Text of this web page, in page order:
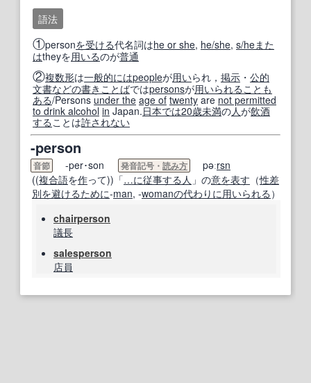
語法
①personを受ける代名詞はhe or she, he/she, s/heまた
はtheyを用いるのが普通
②複数形は一般的にはpeopleが用いられ， 掲示 ・ 公的
文書などの書きことばではpersonsが用いられる ことも
ある/Persons under the age of twenty are not permitted
to drink alcohol in Japan.日本では20歳未満の人が飲酒
する ことは許されない
-person
音節 -per･son 発音記号・ 読み方 pəːrsn
((複合語を作って))「…に従事する 人 」の意を表す （性差
別を避けるために‐man, ‐womanの代わりに 用いられる ）
chairperson
議長
salesperson
店員